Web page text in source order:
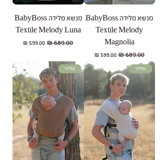
מנשא מלידה BabyBoss
Textile Melody
Magnolia
מחיר רגיל‏689.00 ‏₪ מחיר מבצע‏599.00 ‏₪
מנשא מלידה BabyBoss
Textile Melody Luna
מחיר רגיל‏689.00 ‏₪ מחיר מבצע
במלאי במלאי